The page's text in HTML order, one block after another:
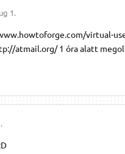
1.
virtual-
atmail.org/ 1 óra alatt